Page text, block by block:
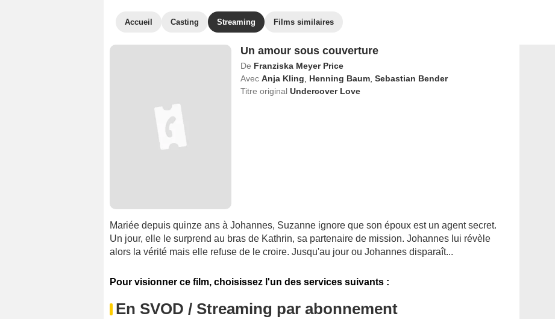
Accueil Casting Streaming Films similaires
Un amour sous couverture
De Franziska Meyer Price
Avec Anja Kling Henning Baum, Sebastian Bender
Titre original Undercover Love
Mariée depuis quinze ans à Johannes, Suzanne ignore que son époux est un agent secret.
Un jour, elle le surprend au bras de Kathrin, sa partenaire de mission. Johannes lui révèle
alors la vérité mais elle refuse de le croire. Jusqu'au jour ou Johannes disparaît...
Pour visionner ce film, choisissez l'un des services suivants :
En SVOD / Streaming par abonnement